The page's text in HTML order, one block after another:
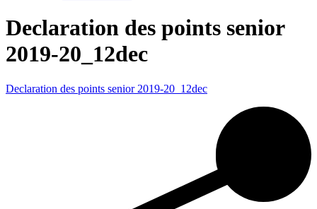
Declaration des points senior
2019-20_12dec
Declaration des points senior 2019-20_12dec